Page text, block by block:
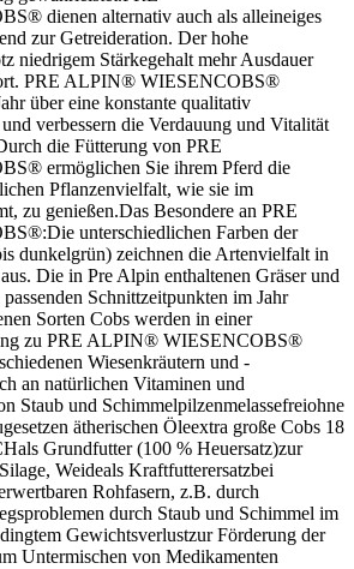
dienen alternativ auch als alleineiges
zur Getreideration. Der hohe
niedrigem Stärkegehalt mehr Ausdauer
PRE ALPIN® WIESENCOBS®
über eine konstante qualitativ
verbessern die Verdauung und Vitalität
die Fütterung von PRE
ermöglichen Sie ihrem Pferd die
Pflanzenvielfalt, wie sie im
zu genießen.Das Besondere an PRE
unterschiedlichen Farben der
dunkelgrün) zeichnen die Artenvielfalt in
Die in Pre Alpin enthaltenen Gräser und
Schnittzeitpunkten im Jahr
Sorten Cobs werden in einer
zu PRE ALPIN® WIESENCOBS®
Wiesenkräutern und -
an natürlichen Vitaminen und
Staub und Schimmelpilzenmelassefreiohne
ätherischen Öleextra große Cobs 18
Grundfutter (100 % Heuersatz)zur
Weideals Kraftfutterersatzbei
Rohfasern, z.B. durch
durch Staub und Schimmel im
Gewichtsverlustzur Förderung der
Untermischen von Medikamenten